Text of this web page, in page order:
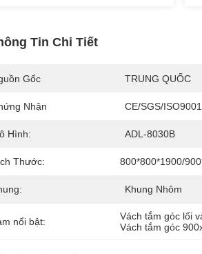
Tin Chi Tiết
Gốc TRUNG QUỐC
Nhận CE/SGS/ISO9001
Hình: ADL-8030B
Thước: 800*800*1900/
Khung Nhôm
nổi bật: Vách tắm góc lối
Vách tắm góc